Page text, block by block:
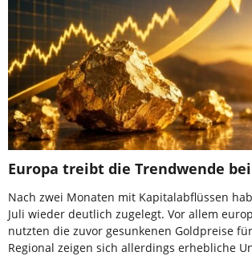
Europa treibt die Trendwende bei
Nach zwei Monaten mit Kapitalabflüssen
Juli wieder deutlich zugelegt. Vor allem
nutzten die zuvor gesunkenen Goldpreise
Regional zeigen sich allerdings erhebliche